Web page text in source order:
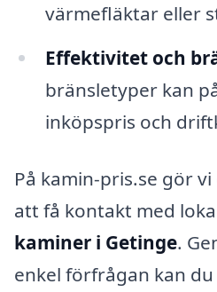
värmefläktar eller
Effektivitet och
bränsletyper kan
inköpspris och
På kamin-pris.se gör
att få kontakt med
kaminer i Getinge.
enkel förfrågan kan